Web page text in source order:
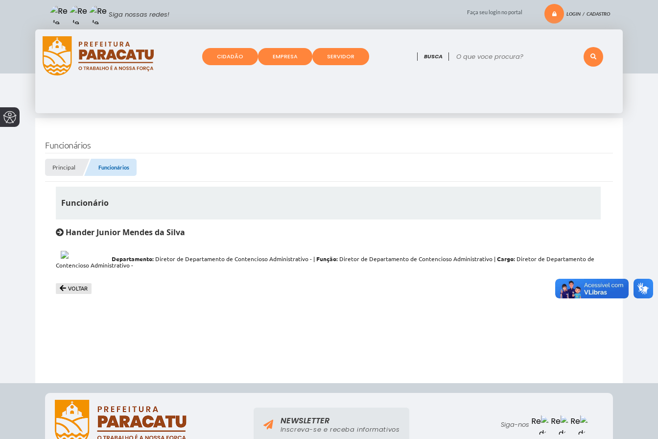
Faça seu login no portal LOGIN / CADASTRO
O que voce procura?
Siga nossas redes!
CIDADÃO EMPRESA SERVIDOR
Funcionários
Principal Funcionários
Funcionário
Hander Junior Mendes da Silva
Departamento:Diretor de Departamento de Contencioso Administrativo - | Função:Diretor de Departamento de Contencioso Administrativo | Cargo:Diretor de Departamento de
Contencioso Administrativo -
VOLTAR
Siga-nos
NEWSLETTER
Inscreva-se e receba informativos